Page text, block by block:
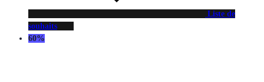
Liste de
souhaits
60%